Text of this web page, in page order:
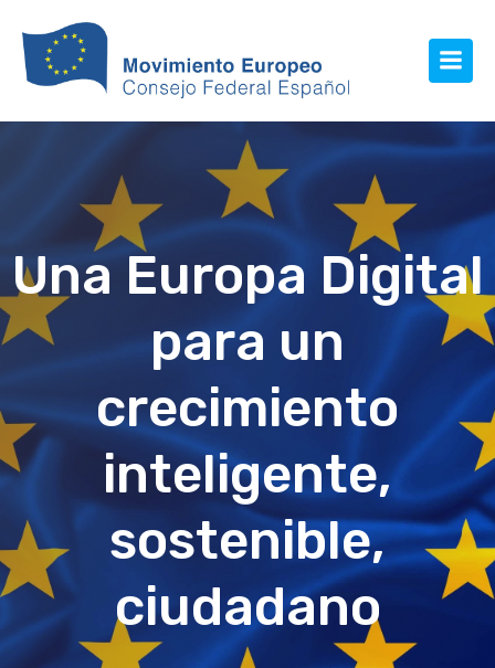
Una Europa Digital
para un
crecimiento
inteligente,
sostenible,
ciudadano